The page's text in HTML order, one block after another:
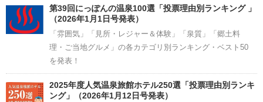
第39回にっぽんの温泉100選「投票理由別ランキング 」
（2026年1月1日号発表）
「雰囲気」「見所・レジャー＆体験」「泉質」「郷土料
理・ご当地グルメ」の各カテゴリ別ランキング・ベスト50
を発表！
2025年度人気温泉旅館ホテル250選「投票理由別ランキ
ング」（2026年1月12日号発表）